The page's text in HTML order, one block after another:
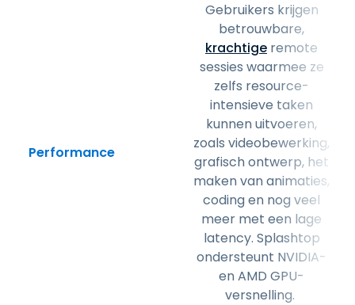
Performance
Gebruikers krijgen
betrouwbare,
krachtige remote
sessies waarmee ze
zelfs resource-
intensieve taken
kunnen uitvoeren,
zoals videobewerking,
grafisch ontwerp, het
maken van animaties,
coding en nog veel
meer met een lage
latency. Splashtop
ondersteunt NVIDIA-
en AMD GPU-
versnelling.